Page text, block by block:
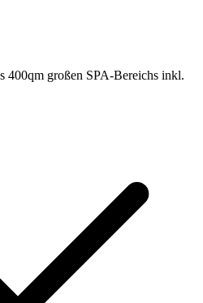
400qm großen SPA-Bereichs inkl.